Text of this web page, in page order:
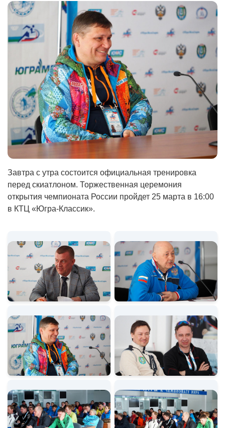
Завтра с утра состоится официальная тренировка
перед скиатлоном. Торжественная церемония
открытия чемпионата России пройдет 25 марта в 16:00
в КТЦ «Югра-Классик».